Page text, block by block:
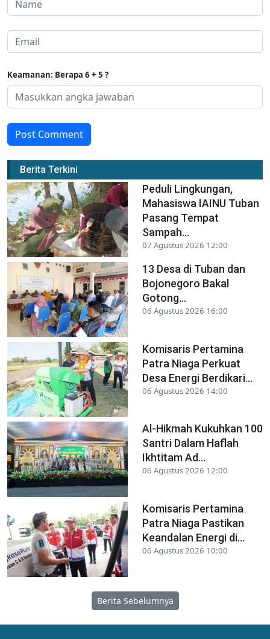
Keamanan: Berapa 6 + 5 ?
Post Comment
Berita Terkini
Peduli Lingkungan,
Mahasiswa IAINU Tuban
Pasang Tempat
Sampah...
07 Agustus 2026 12:00
13 Desa di Tuban dan
Bojonegoro Bakal
Gotong...
06 Agustus 2026 16:00
Komisaris Pertamina
Patra Niaga Perkuat
Desa Energi Berdikari...
06 Agustus 2026 14:00
Al-Hikmah Kukuhkan 100
Santri Dalam Haflah
Ikhtitam Ad...
06 Agustus 2026 12:00
Komisaris Pertamina
Patra Niaga Pastikan
Keandalan Energi di...
06 Agustus 2026 10:00
Berita Sebelumnya